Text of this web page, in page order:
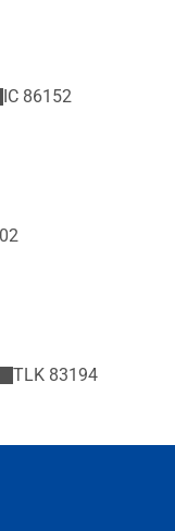
IC 86152
TLK 83194